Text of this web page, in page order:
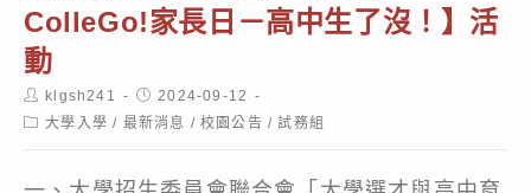
ColleGo!家長日－高中生了沒！】活
動
Post
author:
klgsh241
Post
published:
2024-09-12
Post大學入學 / 最新消息 / 校園公告 / 試務組